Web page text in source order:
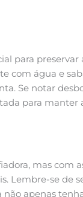
para preservar
com água e
Se notar
para manter
mas com
Lembre-se de
apenas